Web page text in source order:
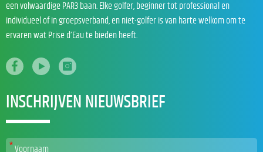
een volwaardige PAR3 baan. Elke golfer, beginner tot professional en
individueel of in groepsverband, en niet-golfer is van harte welkom om te
ervaren wat Prise d’Eau te bieden heeft.
INSCHRIJVEN NIEUWSBRIEF